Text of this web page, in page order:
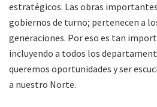
estratégicos. Las obras
gobiernos de turno; pertenecen a
generaciones. Por eso es tan
incluyendo a todos los
queremos oportunidades y ser
a nuestro Norte.